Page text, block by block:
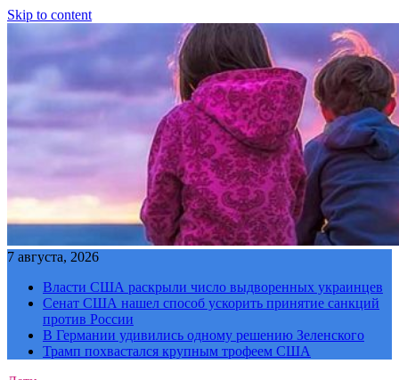
Skip to content
7 августа, 2026
Власти США раскрыли число выдворенных украинцев
Сенат США нашел способ ускорить принятие санкций
против России
В Германии удивились одному решению Зеленского
Трамп похвастался крупным трофеем США